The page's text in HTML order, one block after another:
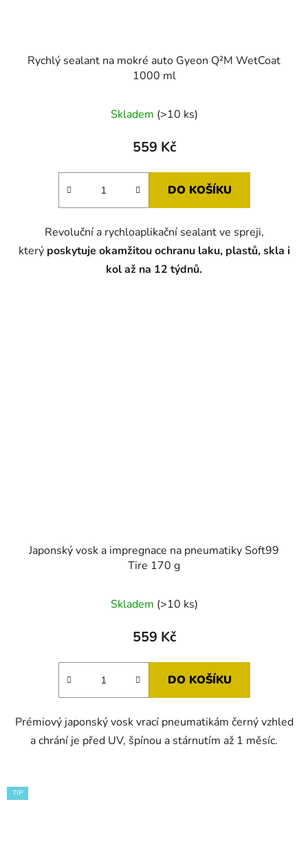
Rychlý sealant na mokré auto Gyeon Q²M WetCoat
1000 ml
hodnocení
produktu
5,0
hvězdiček.
Skladem (>10 ks)
559 Kč
DO KOŠÍKU
Revoluční a rychloaplikační sealant ve spreji,
který poskytuje okamžitou ochranu laku, plastů, skla i
kol až na 12 týdnů.
Japonský vosk a impregnace na pneumatiky Soft99
Tire 170 g
Skladem (>10 ks)
559 Kč
DO KOŠÍKU
Prémiový japonský vosk vrací pneumatikám černý vzhled
a chrání je před UV, špínou a stárnutím až 1 měsíc.
TIP